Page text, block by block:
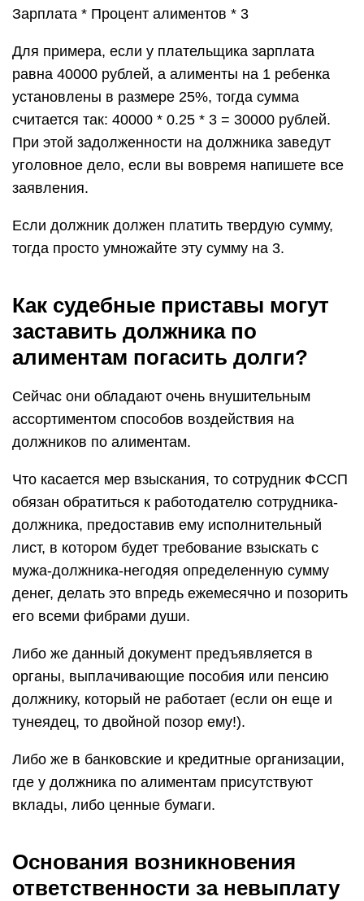
Зарплата * Процент алиментов * 3
Для примера, если у плательщика зарплата
равна 40000 рублей, а алименты на 1 ребенка
установлены в размере 25%, тогда сумма
считается так: 40000 * 0.25 * 3 = 30000 рублей.
При этой задолженности на должника заведут
уголовное дело, если вы вовремя напишете все
заявления.
Если должник должен платить твердую сумму,
тогда просто умножайте эту сумму на 3.
Как судебные приставы могут
заставить должника по
алиментам погасить долги?
Сейчас они обладают очень внушительным
ассортиментом способов воздействия на
должников по алиментам.
Что касается мер взыскания, то сотрудник ФССП
обязан обратиться к работодателю сотрудника-
должника, предоставив ему исполнительный
лист, в котором будет требование взыскать с
мужа-должника-негодяя определенную сумму
денег, делать это впредь ежемесячно и позорить
его всеми фибрами души.
Либо же данный документ предъявляется в
органы, выплачивающие пособия или пенсию
должнику, который не работает (если он еще и
тунеядец, то двойной позор ему!).
Либо же в банковские и кредитные организации,
где у должника по алиментам присутствуют
вклады, либо ценные бумаги.
Основания возникновения
ответственности за невыплату